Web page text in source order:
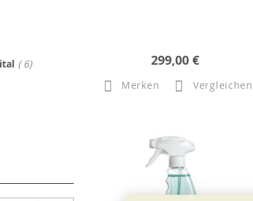
299,00 €
Merken Vergleichen
6Artikel